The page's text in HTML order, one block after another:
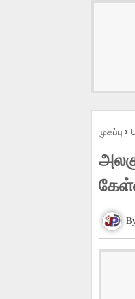
முகப்பு